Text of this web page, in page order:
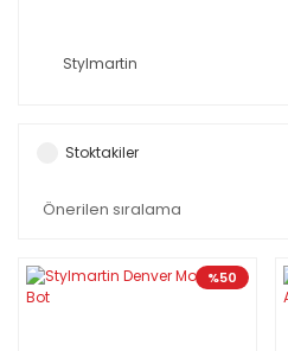
Stylmartin
Stoktakiler
%50